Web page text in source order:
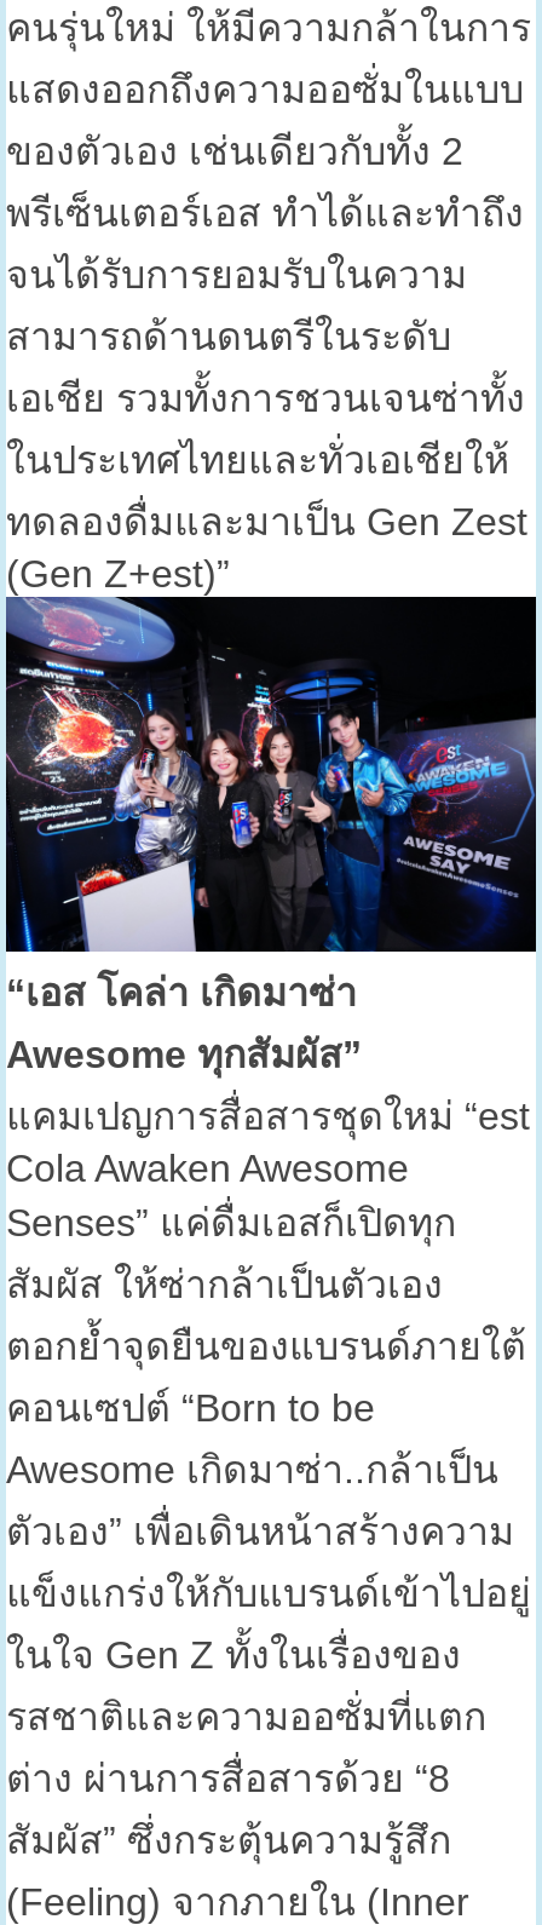
คนรุ่นใหม่ ให้มีความกล้าในการ
แสดงออกถึงความออซั่มในแบบ
ของตัวเอง เช่นเดียวกับทั้ง 2
พรีเซ็นเตอร์เอส ทำได้และทำถึง
จนได้รับการยอมรับในความ
สามารถด้านดนตรีในระดับ
เอเชีย รวมทั้งการชวนเจนซ่าทั้ง
ในประเทศไทยและทั่วเอเชียให้
ทดลองดื่มและมาเป็น Gen Zest
(Gen Z+est)”
“เอส โคล่า เกิดมาซ่า
Awesome ทุกสัมผัส”
แคมเปญการสื่อสารชุดใหม่ “est
Cola Awaken Awesome
Senses” แค่ดื่มเอสก็เปิดทุก
สัมผัส ให้ซ่ากล้าเป็นตัวเอง
ตอกย้ำจุดยืนของแบรนด์ภายใต้
คอนเซปต์ “Born to be
Awesome เกิดมาซ่า..กล้าเป็น
ตัวเอง” เพื่อเดินหน้าสร้างความ
แข็งแกร่งให้กับแบรนด์เข้าไปอยู่
ในใจ Gen Z ทั้งในเรื่องของ
รสชาติและความออซั่มที่แตก
ต่าง ผ่านการสื่อสารด้วย “8
สัมผัส” ซึ่งกระตุ้นความรู้สึก
(Feeling) จากภายใน (Inner